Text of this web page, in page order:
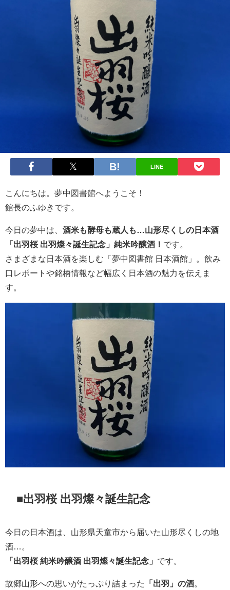
LINE
こんにちは。夢中図書館へようこそ！
館長のふゆきです。
今日の夢中は、 酒米も酵母も蔵人も…山形尽くしの日本酒
「出羽桜 出羽燦々誕生記念」純米吟醸酒！ です。
さまざまな日本酒を楽しむ「夢中図書館 日本酒館」。飲み
口レポートや銘柄情報など幅広く日本酒の魅力を伝えま
す。
■出羽桜 出羽燦々誕生記念
今日の日本酒は、山形県天童市から届いた山形尽くしの地
酒…。
「出羽桜 純米吟醸酒 出羽燦々誕生記念」 です。
故郷山形への思いがたっぷり詰まった 「出羽」の酒